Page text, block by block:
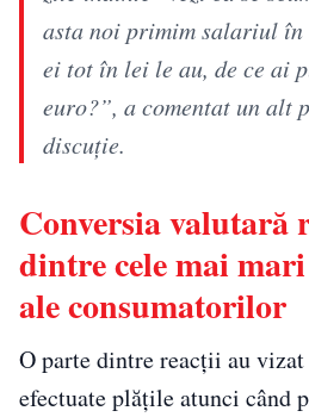
asta noi primim salariul
ei tot în lei le au, de ce ai
euro?”, a comentat un alt
discuție.
Conversia valutară
dintre cele mai
ale consumatorilor
O parte dintre reacții au
efectuate plățile atunci când